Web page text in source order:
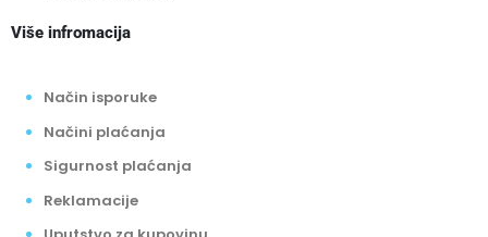
Više infromacija
Način isporuke
Načini plaćanja
Sigurnost plaćanja
Reklamacije